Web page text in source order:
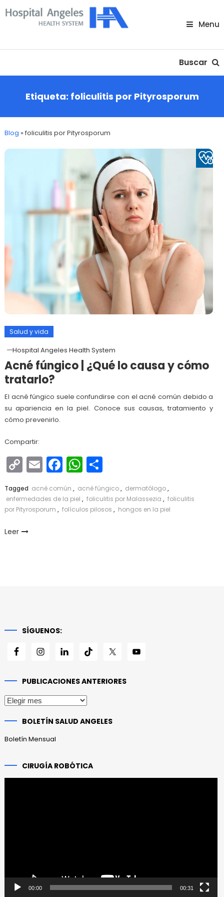
Skip
To
Menu
Buscar
Etiqueta: foliculitis por Pityrosporum
Blog »foliculitis por Pityrosporum
Salud y vida
Hospital Angeles Health System
Acné fúngico | ¿Qué lo causa y cómo
tratarlo?
El acné fúngico suele confundirse con el acné común debido a
su apariencia en la piel. Conoce sus causas, tratamiento y
cómo prevenirlo.
Compartir:
Copy
Link
EmailFacebook
WhatsApp
Compartir
Tagged acné común , acné fúngico, dermatólogo,
enfermedades de la piel , foliculitis por Malassezia , foliculitis
por Pityrosporum , folículos pilosos , hongos en la piel
Leer
SÍGUENOS:
PUBLICACIONES ANTERIORES
Publicaciones
BOLETÍN SALUD ANGELES
Boletín Mensual
CIRUGÍA ROBÓTICA
00:00 00:31